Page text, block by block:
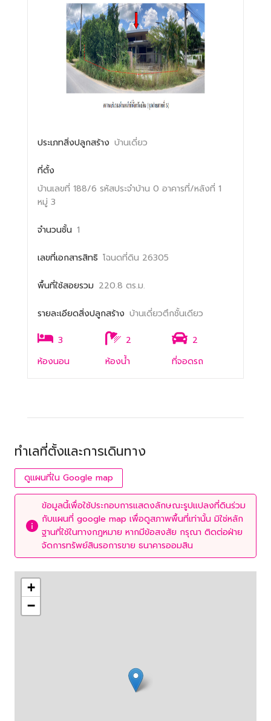
ประเภทสิ่งปลูกสร้าง บ้านเดี่ยว
ที่ตั้ง
บ้านเลขที่ 188/6 รหัสประจำบ้าน 0 อาคารที่/หลังที่ 1
หมู่ 3
จำนวนชั้น 1
เลขที่เอกสารสิทธิ โฉนดที่ดิน 26305
พื้นที่ใช้สอยรวม 220.8 ตร.ม.
รายละเอียดสิ่งปลูกสร้าง บ้านเดี่ยวตึกชั้นเดียว
3
ห้องนอน
2
ห้องน้ำ
2
ที่จอดรถ
ทำเลที่ตั้งและการเดินทาง
ดูแผนที่ใน Google map
ข้อมูลนี้เพื่อใช้ประกอบการแสดงลักษณะรูปแปลงที่ดินร่วม
กับแผนที่ google map เพื่อดูสภาพพื้นที่เท่านั้น มิใช่หลัก
ฐานที่ใช้ในทางกฎหมาย หากมีข้อสงสัย กรุณา ติดต่อฝ่าย
จัดการทรัพย์สินรอการขาย ธนาคารออมสิน
+
−